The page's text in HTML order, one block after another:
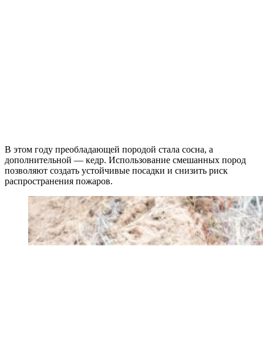
В этом году преобладающей породой стала сосна, а
дополнительной — кедр. Использование смешанных пород
позволяют создать устойчивые посадки и снизить риск
распространения пожаров.